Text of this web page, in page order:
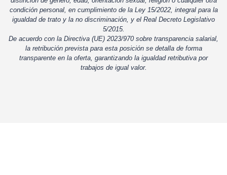
condición personal, en cumplimiento de la Ley 15/2022, integral para la
igualdad de trato y la no discriminación, y el Real Decreto Legislativo
5/2015.
De acuerdo con la Directiva (UE) 2023/970 sobre transparencia salarial,
la retribución prevista para esta posición se detalla de forma
transparente en la oferta, garantizando la igualdad retributiva por
trabajos de igual valor.